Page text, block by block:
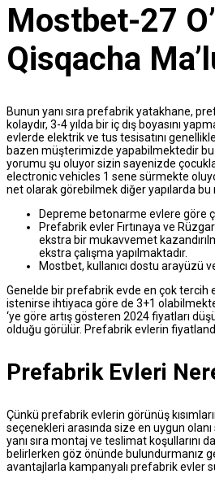
Mostbet-27
Qisqacha
Bunun yanı sıra prefabrik yatakhane,
kolaydır, 3-4 yılda bir iç dış boyasını
evlerde elektrik ve tus tesisatını
bazen müşterimizde yapabilmektedir
yorumu şu oluyor sizin sayenizde
electronic vehicles 1 sene sürmekte
net olarak görebilmek diğer yapılarda
Depreme betonarme evlere göre
Prefabrik evler Fırtınaya ve
ekstra bir mukavvemet
ekstra çalışma yapılmaktadır.
Mostbet, kullanıcı dostu arayüzü
Genelde bir prefabrik evde en çok
istenirse ihtiyaca göre de 3+1
‘ye göre artış gösteren 2024 fiyatları
olduğu görülür. Prefabrik evlerin
Prefabrik Evleri
Çünkü prefabrik evlerin görünüş
seçenekleri arasında size en uygun
yanı sıra montaj ve teslimat koşullarını
belirlerken göz önünde bulundurmanız
avantajlarla kampanyalı prefabrik evler